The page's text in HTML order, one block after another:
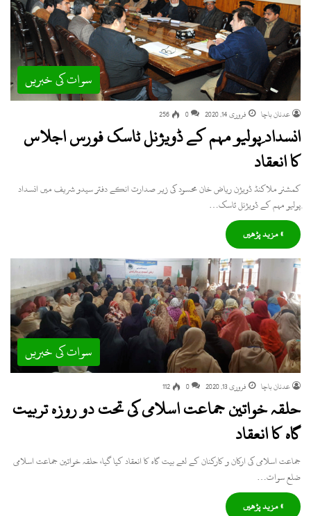
سوات کی خبریں
عدنان باچا فروری 14, 2020 0
256
انسداد ِپولیو مہم کے ڈویژنل ٹاسک فورس اجلاس
کا انعقاد
کمشنر ملاکنڈ ڈویژن ریاض خان محسود کی زیر صدارت انکے دفتر سیدو شریف میں انسداد
ِپولیو مہم کے ڈویژنل ٹاسک…
» مزید پڑھیں
سوات کی خبریں
عدنان باچا فروری 13, 2020 0
112
حلقہ خواتین جماعت اسلامی کی تحت دو روزہ تربیت
گاہ کا انعقاد
جماعت اسلامی کی ارکان و کارکنان کے لئے بیت گاہ کا انعقاد کیا گیا، حلقہ خواتین جماعت اسلامی
ضلع سوات…
» مزید پڑھیں